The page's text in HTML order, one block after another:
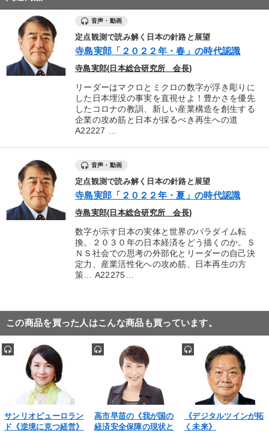
音声・動画
定点観測で読み解く日本の針路と展望
寺島実郎「２０２２年・春」の時代認識
寺島実郎(日本総合研究所 会長)
リーダーはマクロとミクロの数字が浮き彫りに
した日本埋没の事実を直視せよ！豊かさを優先
したコロナの教訓、新しい産業構造を創生する
企業の攻め筋と日本が採るべき再生への道
A22227 …
音声・動画
定点観測で読み解く日本の針路と展望
寺島実郎「２０２２年・夏」の時代認識
寺島実郎(日本総合研究所 会長)
数字が示す日本の実体と世界のパラダイム転
換。２０３０年の日本経済をどう描くのか。Ｓ
ＮＳ社会での思考の外部化とリーダーの自己決
定力、産業活性化への攻め筋、日本再生の方
策… A22275…
この商品を買った人はこんな商品も買っています。
サンリオピューロラン
ド《逆境に克つ経営》
高市早苗の《我が国の
経済安全保障の現状と
《デジタルツインが拓
く未来》